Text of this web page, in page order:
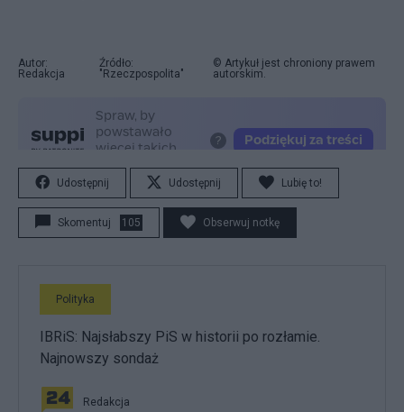
Autor:
Redakcja
Źródło:
"Rzeczpospolita"
© Artykuł jest chroniony prawem
autorskim.
Udostępnij Udostępnij Lubię to!
Skomentuj 105 Obserwuj notkę
Polityka
IBRiS: Najsłabszy PiS w historii po rozłamie.
Najnowszy sondaż
Redakcja